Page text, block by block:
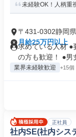
未経験OK！人柄重
〒431-0302静岡
月給25万円以上
求めている人材 ●
の方も歓迎！ ●男
業界未経験歓迎 +15個
正社員
社内SE(社内シス